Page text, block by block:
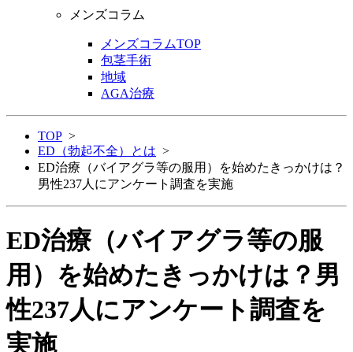
メンズコラム
メンズコラムTOP
包茎手術
地域
AGA治療
TOP >
ED（勃起不全）とは >
ED治療（バイアグラ等の服用）を始めたきっかけは？
男性237人にアンケート調査を実施
ED治療（バイアグラ等の服
用）を始めたきっかけは？男
性237人にアンケート調査を
実施